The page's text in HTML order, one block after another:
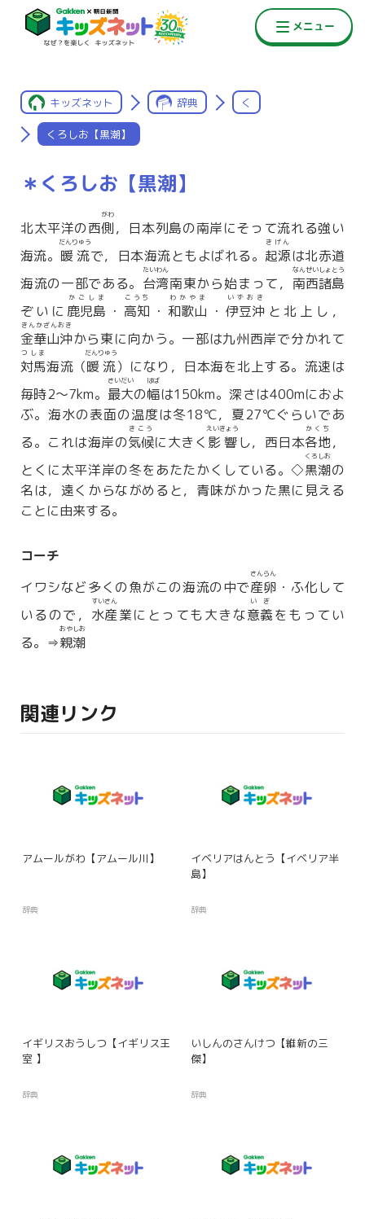
キッズネット 辞典 く
くろしお【黒潮】
＊くろしお【黒潮】
北太平洋の西側
がわ
，日本列島の南岸にそって流れる強い
海流。 暖流
だんりゅう
で，日本海流ともよばれる。 起源
きげん
は北赤道
海流の一部である。 台湾
たいわん
南東から始まって， 南西諸島
なんせいしょとう
ぞいに 鹿児島
かごしま
・ 高知
こうち
・ 和歌山
わかやま
・ 伊豆沖
いずおき
と北上し，
金華山沖
きんかざんおき
から東に向かう。一部は九州西岸で分かれて
対馬
つしま
海流（暖流
だんりゅう
）になり，日本海を北上する。流速は
毎時2〜7km。 最大
さいだい
の幅
はば
は150km。深さは400mにおよ
ぶ。海水の表面の温度は冬18℃，夏27℃ぐらいであ
る。これは海岸の気候
きこう
に大きく 影響
えいきょう
し，西日本各地
かくち
，
とくに太平洋岸の冬をあたたかくしている。◇黒潮
くろしお
の
名は，遠くからながめると，青味がかった黒に見える
ことに由来する。
コーチ
イワシなど多くの魚がこの海流の中で産卵
さんらん
・ふ化して
いるので， 水産
すいさん
業にとっても大きな意義
いぎ
をもってい
る。⇒親潮
おやしお
関連リンク
アムールがわ【アムール川】
辞典
イベリアはんとう【イベリア半
島】
辞典
イギリスおうしつ【イギリス王
室 】
辞典
いしんのさんけつ【維新の三
傑】
辞典